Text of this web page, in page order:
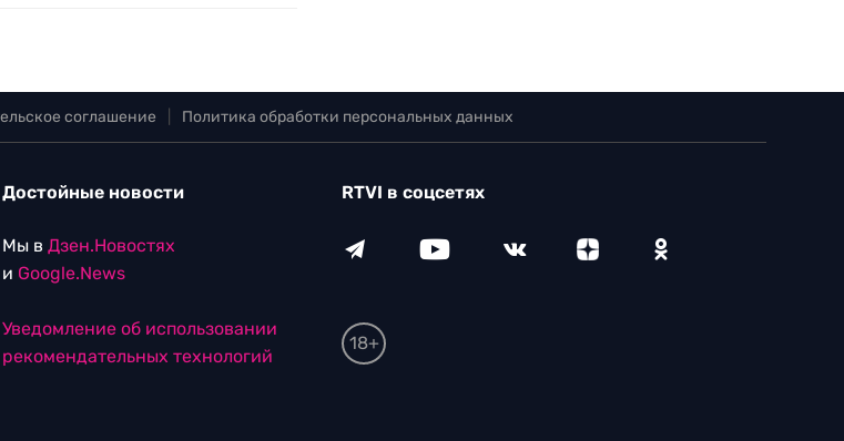
соглашение Политика обработки персональных данных
Достойные новости
Мы в Дзен.Новостях
и Google.News
Уведомление об использовании
рекомендательных технологий
RTVI в соцсетях
18+